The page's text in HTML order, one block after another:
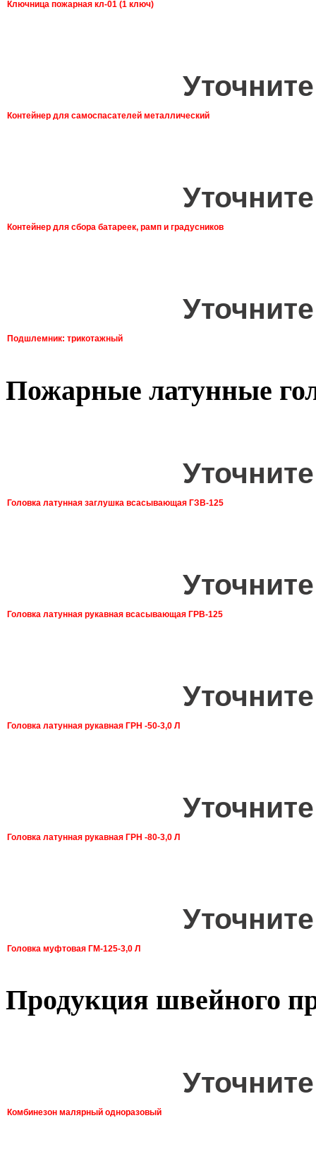
Ключница пожарная кл-01 (1 ключ)
Контейнер для самоспасателей металлический
Контейнер для сбора батареек, рамп и градусников
Подшлемник: трикотажный
Пожарные латунные
Головка латунная заглушка всасывающая ГЗВ-125
Головка латунная рукавная всасывающая ГРВ-125
Головка латунная рукавная ГРН -50-3,0 Л
Головка латунная рукавная ГРН -80-3,0 Л
Головка муфтовая ГМ-125-3,0 Л
Продукция швейного
Комбинезон малярный одноразовый